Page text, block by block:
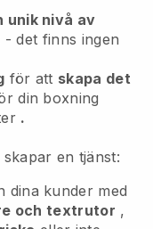
unik nivå av
- det finns ingen
för att skapa det
din boxning
.
en tjänst:
dina kunder med
och textrutor ,